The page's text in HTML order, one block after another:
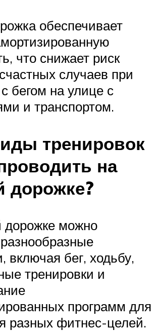
обеспечивает
что снижает риск
случаев при
бегом на улице с
и транспортом.
тренировок
на
дорожке?
дорожке можно
включая бег, ходьбу,
тренировки и
программ для
разных фитнес-целей.